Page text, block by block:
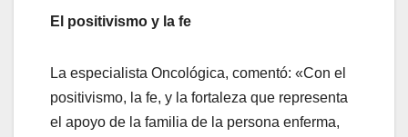
El positivismo y la fe
La especialista Oncológica, comentó: «Con el
positivismo, la fe, y la fortaleza que representa
el apoyo de la familia de la persona enferma,